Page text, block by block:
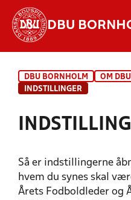
DBU
DBU BORNHOLM
OM
INDSTILLINGER
Så er indstillingerne
hvem du synes skal
Årets Fodboldleder og